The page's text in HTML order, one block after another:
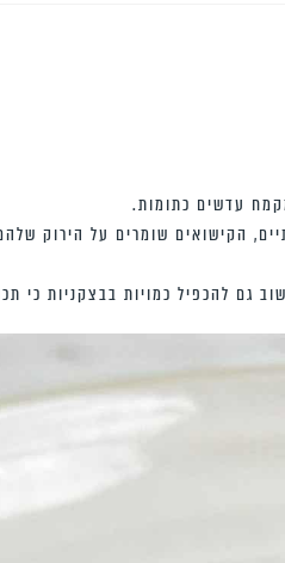
עדשים כתומות.
הקישואים שומרים על הירוק
גם להכפיל כמויות בבצקניות כי